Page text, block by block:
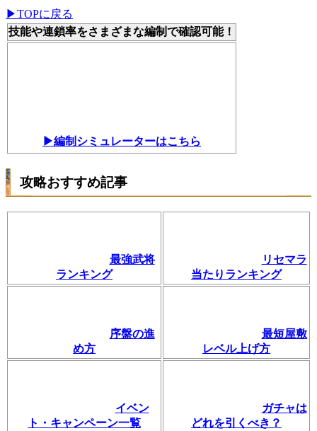
▶TOPに戻る
技能や連鎖率をさまざまな編制で確認可能！
▶編制シミュレーターはこちら
攻略おすすめ記事
最強武将
ランキング
リセマラ
当たりランキング
序盤の進
め方
最短屋敷
レベル上げ方
イベン
ト・キャンペーン一覧
ガチャは
どれを引くべき？